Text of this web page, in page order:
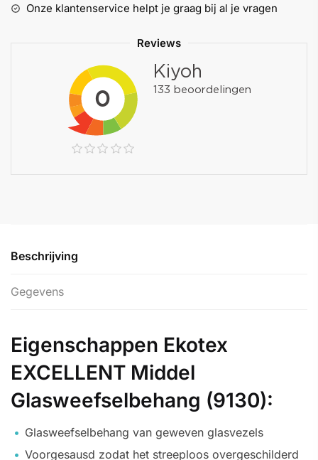
Onze klantenservice helpt je graag bij al je vragen
Reviews
Beschrijving
Gegevens
Eigenschappen Ekotex
EXCELLENT Middel
Glasweefselbehang (9130):
Glasweefselbehang van geweven glasvezels
Voorgesausd zodat het streeploos overgeschilderd